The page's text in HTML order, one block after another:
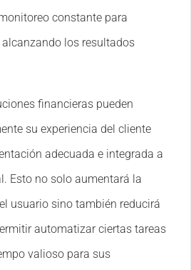
constante para
los resultados
financieras pueden
su experiencia del cliente
adecuada e integrada a
Esto no solo aumentará la
usuario sino también reducirá
automatizar ciertas tareas
valioso para sus